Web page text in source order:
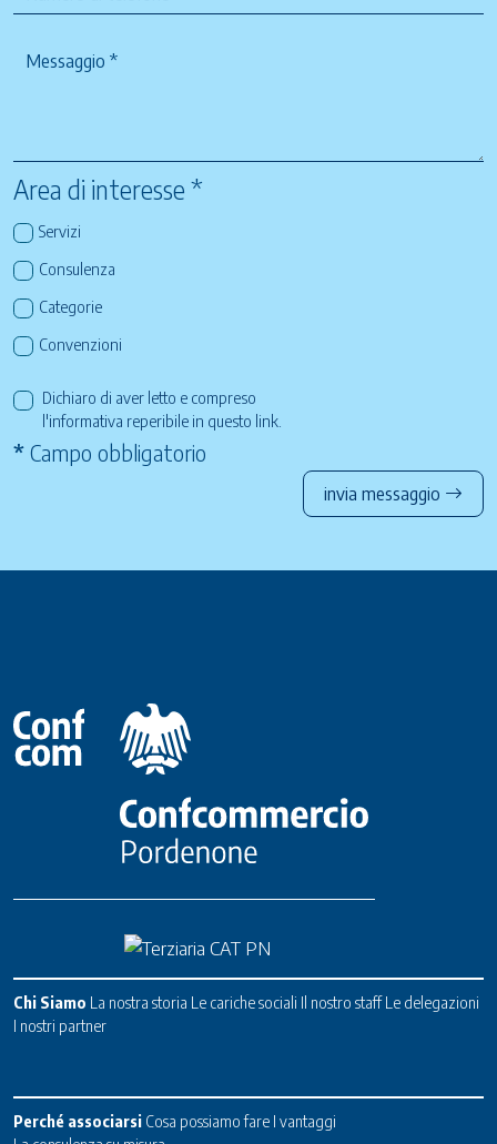
Area di interesse *
Servizi
Consulenza
Categorie
Convenzioni
Dichiaro di aver letto e compreso
l'informativa reperibile in questo link
* Campo obbligatorio
invia messaggio
Chi Siamo La nostra storia Le cariche sociali Il nostro staff Le delegazioni
I nostri partner
Perché associarsi Cosa possiamo fare I vantaggi